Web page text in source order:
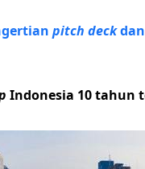
pitch deckdan
Indonesia 10 tahun